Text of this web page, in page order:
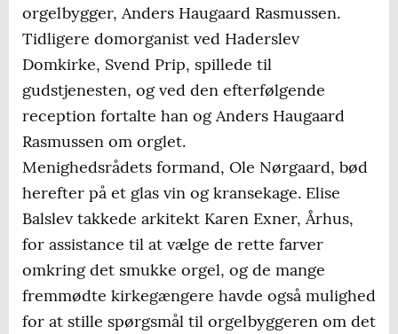
orgelbygger, Anders Haugaard Rasmussen.
Tidligere domorganist ved Haderslev
Domkirke, Svend Prip, spillede til
gudstjenesten, og ved den efterfølgende
reception fortalte han og Anders Haugaard
Rasmussen om orglet.
Menighedsrådets formand, Ole Nørgaard, bød
herefter på et glas vin og kransekage. Elise
Balslev takkede arkitekt Karen Exner, Århus,
for assistance til at vælge de rette farver
omkring det smukke orgel, og de mange
fremmødte kirkegængere havde også mulighed
for at stille spørgsmål til orgelbyggeren om det